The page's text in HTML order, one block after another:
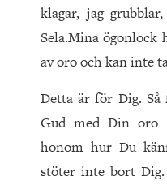
klagar, jag
Sela.Mina ögonlock
av oro och kan inte
Detta är för Dig.
Gud med Din oro
honom hur Du
stöter inte bort